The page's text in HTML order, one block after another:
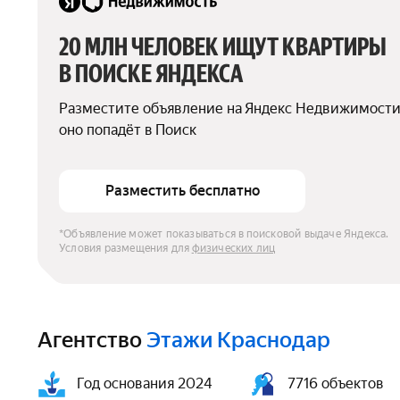
20 МЛН ЧЕЛОВЕК ИЩУТ КВАРТИРЫ
В ПОИСКЕ ЯНДЕКСА
Разместите объявление на Яндекс
оно попадёт в Поиск
Разместить бесплатно
*Объявление может показываться в поисковой выдаче Яндекса.
Условия размещения для физических лиц
Агентство Этажи Краснодар
Год основания 2024 7716 объектов